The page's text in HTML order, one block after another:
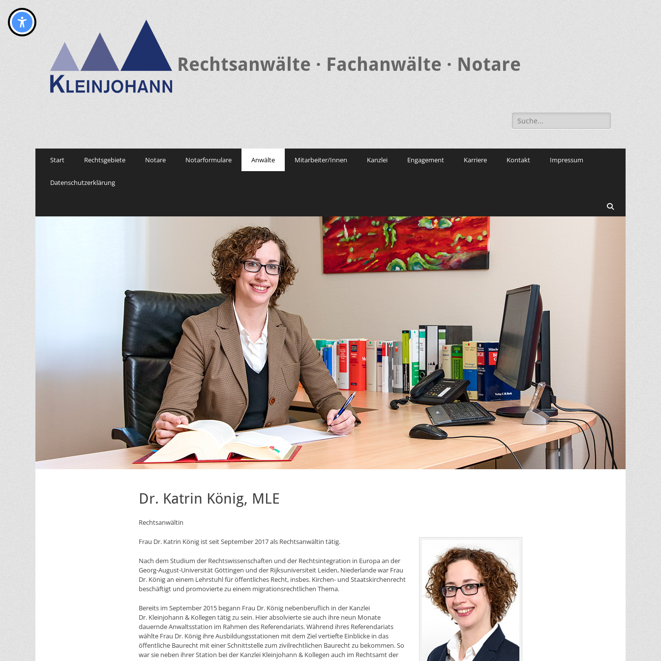
Rechtsanwälte · Fachanwälte · Notare
Search
for:
Menu
Start Rechtsgebiete Notare Notarformulare Anwälte Mitarbeiter/Innen Kanzlei Engagement Karriere Kontakt Impressum
Datenschutzerklärung
Dr. Katrin König, MLE
Rechtsanwältin
Frau Dr. Katrin König ist seit September 2017 als Rechtsanwältin tätig.
Nach dem Studium der Rechtswissenschaften und der Rechtsintegration in Europa an der
Georg-August-Universität Göttingen und der Rijksuniversiteit Leiden, Niederlande war Frau
Dr. König an einem Lehrstuhl für öffentliches Recht, insbes. Kirchen- und Staatskirchenrecht
beschäftigt und promovierte zu einem migrationsrechtlichen Thema.
Bereits im September 2015 begann Frau Dr. König nebenberuflich in der Kanzlei
Dr. Kleinjohann & Kollegen tätig zu sein. Hier absolvierte sie auch ihre neun Monate
dauernde Anwaltsstation im Rahmen des Referendariats. Während ihres Referendariats
wählte Frau Dr. König ihre Ausbildungsstationen mit dem Ziel vertiefte Einblicke in das
öffentliche Baurecht mit einer Schnittstelle zum zivilrechtlichen Baurecht zu bekommen. So
war sie neben ihrer Station bei der Kanzlei Kleinjohann & Kollegen auch im Rechtsamt der